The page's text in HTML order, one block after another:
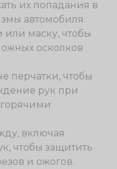
их попадания в
автомобиля.
или маску, чтобы
осколков
перчатки, чтобы
рук при
включая
чтобы защитить
и ожогов.